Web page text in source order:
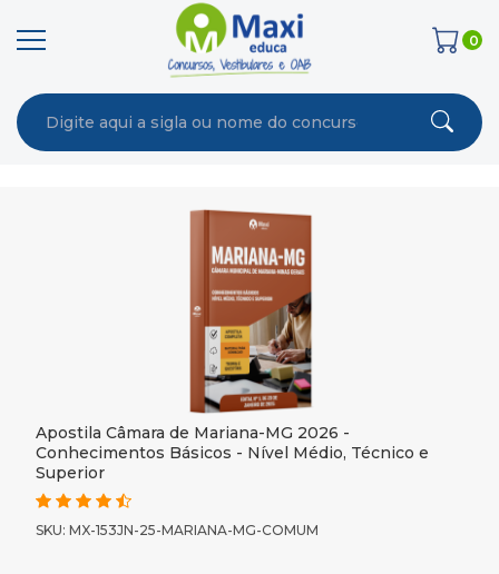
0
Apostila Câmara de Mariana-MG 2026 -
Conhecimentos Básicos - Nível Médio, Técnico e
Superior
SKU: MX-153JN-25-MARIANA-MG-COMUM